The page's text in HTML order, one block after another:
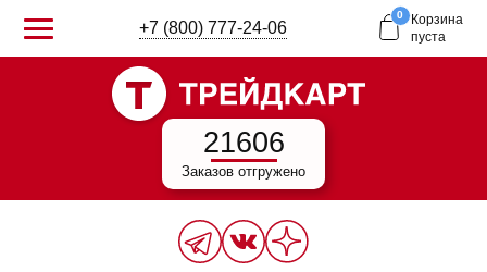
+7 (800) 777-24-06
0
Корзина
пуста
21606
Заказов отгружено